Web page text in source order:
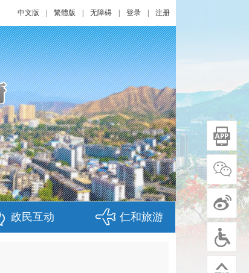
中文版 繁體版 无障碍 登录 注册
政民互动 仁和旅游